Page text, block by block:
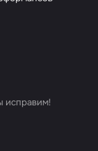
исправим!